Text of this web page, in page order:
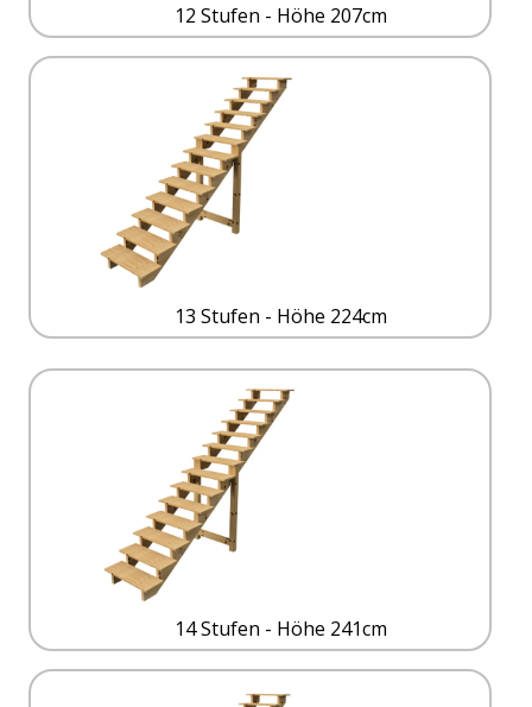
12 Stufen - Höhe 207cm
13 Stufen - Höhe 224cm
14 Stufen - Höhe 241cm